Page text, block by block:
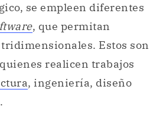
se empleen diferentes
, que permitan
Estos son
realicen trabajos
, ingeniería, diseño